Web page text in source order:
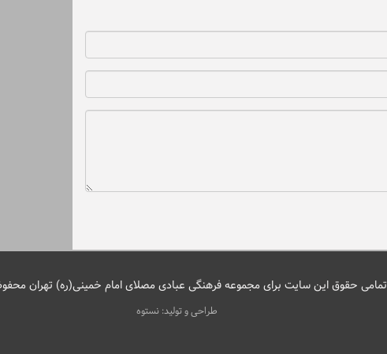
تمامی حقوق این سایت برای مجموعه فرهنگی عبادی مصلای امام خمینی(ره) تهران
طراحی و تولید: نستوه